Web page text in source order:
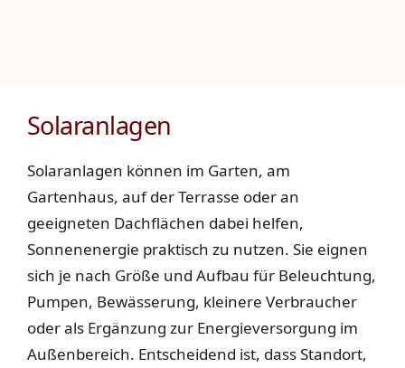
Solaranlagen
Solaranlagen können im Garten, am
Gartenhaus, auf der Terrasse oder an
geeigneten Dachflächen dabei helfen,
Sonnenenergie praktisch zu nutzen. Sie eignen
sich je nach Größe und Aufbau für Beleuchtung,
Pumpen, Bewässerung, kleinere Verbraucher
oder als Ergänzung zur Energieversorgung im
Außenbereich. Entscheidend ist, dass Standort,